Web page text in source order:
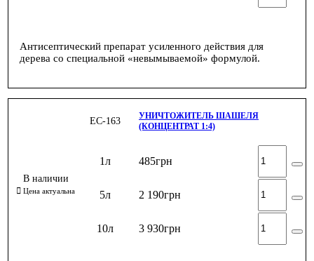
Антисептический препарат усиленного действия для
дерева со специальной «невымываемой» формулой.
ЕС-163
УНИЧТОЖИТЕЛЬ ШАШЕЛЯ
(КОНЦЕНТРАТ 1:4)
1л 485грн
5л 2 190грн
10л 3 930грн